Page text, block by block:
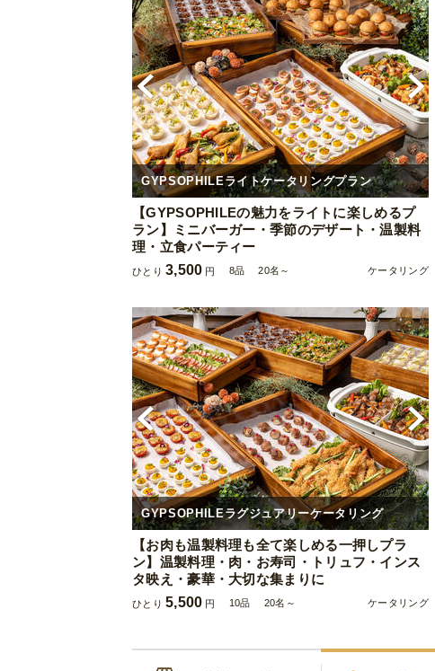
GYPSOPHILEライトケータリングプラン
【GYPSOPHILEの魅力をライトに楽しめるプ
ラン】ミニバーガー・季節のデザート・温製料
理・立食パーティー
ひとり 3,500 円 8品 20名～ ケータリング
GYPSOPHILEラグジュアリーケータリング
【お肉も温製料理も全て楽しめる一押しプラ
ン】温製料理・肉・お寿司・トリュフ・インス
タ映え・豪華・大切な集まりに
ひとり 5,500 円 10品 20名～ ケータリング